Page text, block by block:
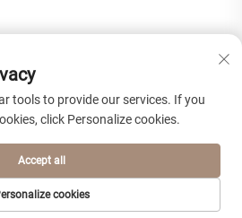
Շանդուն Չժենշիցզիե միջազգային
ԷԼԵԿՏՐՈՆԱՅԻՆ
tools to provide our services. If you
click Personalize cookies.
cookies
Accept all